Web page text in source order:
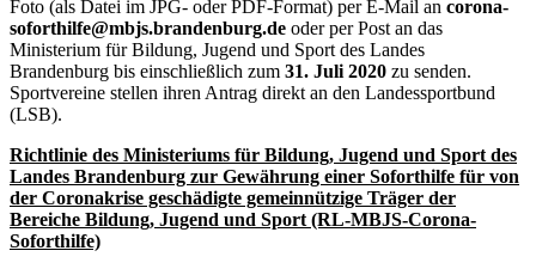
Foto (als Datei im JPG- oder PDF-Format) per E-Mail an corona-
soforthilfe@mbjs.brandenburg.de oder per Post an das
Ministerium für Bildung, Jugend und Sport des Landes
Brandenburg bis einschließlich zum 31. Juli 2020 zu senden.
Sportvereine stellen ihren Antrag direkt an den Landessportbund
(LSB).
Richtlinie des Ministeriums für Bildung, Jugend und Sport des
Landes Brandenburg zur Gewährung einer Soforthilfe für von
der Coronakrise geschädigte gemeinnützige Träger der
Bereiche Bildung, Jugend und Sport (RL-MBJS-Corona-
Soforthilfe)